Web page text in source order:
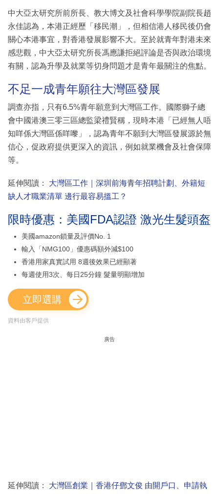
中大亞太研究所前所長、教大博文及社會科學學院副院長趙
永佳認為，本港正經歷「移民潮」，但相信港人移民後仍會
關心本港事宜，對香港發展影響不大。至於就青年對港未來
感悲觀，中大亞太研究所長馮應謙拒絕評論是否與政治環境
有關，認為升學及就業等切身問題才是青年最關注的焦點。
不足一成青年願往大灣區發展
調查亦指，只有6.5%青年願意到大灣區工作。國際獅子總
會中國港澳三零三區總監梁禮賢稱，現時本港「已經無人唔
知咩係大灣區係咩嚟」，認為青年不願到大灣區發展源於無
信心，促政府提供更深入的資訊，例如就業機會及社會保障
等。
延伸閱讀： 大灣區工作｜深圳前海青年招聘計劃、外籍短
缺人才職業清單 邊行最容易搵工？
限時優惠：美國FDA認證 激光生髮頭盔
美國amazon鎖量及評價No. 1
輸入「NMG100」優惠碼額外減$100
香港用家真實試用 8週後效果已經顯著
每週使用3次、每日25分鐘 髮量明顯增加
立即選購
資料由客戶提供
廣告
延伸閱讀： 大灣區創業｜香港仔鄧文俊 由開戶口、申請執